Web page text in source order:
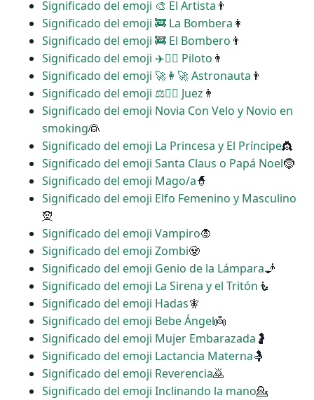
Significado del emoji ‍🎨 El Artista 👨
Significado del emoji ‍🚒 La Bombera 👩
Significado del emoji ‍🚒 El Bombero 👨
Significado del emoji ‍✈️👩‍✈️ Piloto 👨
Significado del emoji ‍🚀👩‍🚀 Astronauta 👨
Significado del emoji ‍⚖️👩‍⚖️ Juez 👨
Significado del emoji Novia Con Velo y Novio en
smoking👰
Significado del emoji La Princesa y El Príncipe👸
Significado del emoji Santa Claus o Papá Noel🤶
Significado del emoji Mago/a🧙
Significado del emoji Elfo Femenino y Masculino
🧝
Significado del emoji Vampiro🧛
Significado del emoji Zombi🧟
Significado del emoji Genio de la Lámpara🧞
Significado del emoji La Sirena y el Tritón 🧜
Significado del emoji Hadas🧚
Significado del emoji Bebe Ángel👼
Significado del emoji Mujer Embarazada 🤰
Significado del emoji Lactancia Materna🤱
Significado del emoji Reverencia🙇
Significado del emoji Inclinando la mano💁